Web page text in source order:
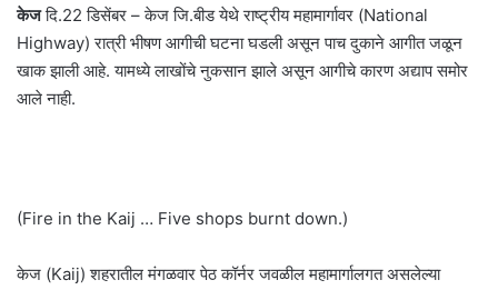
केजदि.22 डिसेंबर – केज जि.बीड येथे राष्ट्रीय महामार्गावर (National
Highway) रात्री भीषण आगीची घटना घडली असून पाच दुकाने आगीत जळून
खाक झाली आहे. यामध्ये लाखोंचे नुकसान झाले असून आगीचे कारण अद्याप समोर
आले नाही.
(Fire in the Kaij … Five shops burnt down.)
केज (Kaij) शहरातील मंगळवार पेठ कॉर्नर जवळील महामार्गालगत असलेल्या